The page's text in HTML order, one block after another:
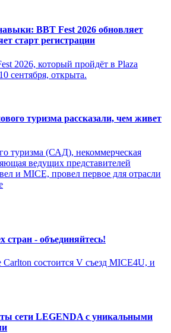
BBT Fest 2026 обновляет
старт регистрации
2026, который пройдёт в Plaza
сентября, открыта.
туризма рассказали, чем живет
туризма (САД), некоммерческая
ведущих представителей
и MICE, провел первое для отрасли
стран - объединяйтесь!
Carlton состоится V съезд MICE4U, и
сети LEGENDA с уникальными